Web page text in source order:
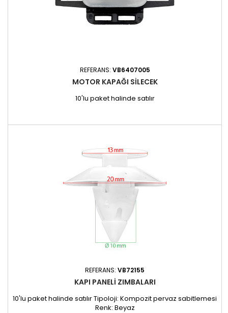
REFERANS: VB6407005
MOTOR KAPAĞI SILECEK
10'lu paket halinde satılır
REFERANS: VB72155
KAPI PANELI ZIMBALARI
10'lu paket halinde satılır Tipoloji: Kompozit pervaz sabitlemesi
Renk: Beyaz